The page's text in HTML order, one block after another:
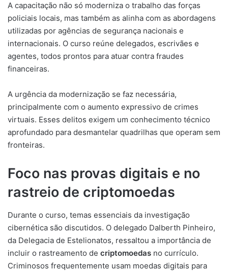
A capacitação não só moderniza o trabalho das forças
policiais locais, mas também as alinha com as abordagens
utilizadas por agências de segurança nacionais e
internacionais. O curso reúne delegados, escrivães e
agentes, todos prontos para atuar contra fraudes
financeiras.
A urgência da modernização se faz necessária,
principalmente com o aumento expressivo de crimes
virtuais. Esses delitos exigem um conhecimento técnico
aprofundado para desmantelar quadrilhas que operam sem
fronteiras.
Foco nas provas digitais e no
rastreio de criptomoedas
Durante o curso, temas essenciais da investigação
cibernética são discutidos. O delegado Dalberth Pinheiro,
da Delegacia de Estelionatos, ressaltou a importância de
incluir o rastreamento de criptomoedas no currículo.
Criminosos frequentemente usam moedas digitais para